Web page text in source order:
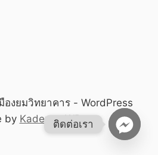
องยมวิทยาคาร - WordPress
by Kadence WP
ติดต่อเรา